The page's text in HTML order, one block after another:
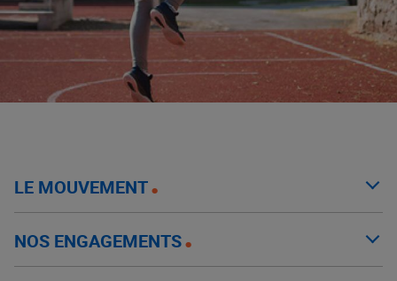
LE MOUVEMENT
NOS ENGAGEMENTS